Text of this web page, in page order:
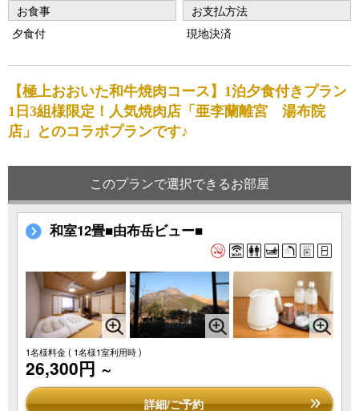
お食事
夕食付
お支払方法
現地決済
【極上おおいた和牛焼肉コース】1泊夕食付きプラン
1日3組様限定！人気焼肉店「亜李蘭離宮 湯布院
店」とのコラボプランです♪
このプランで選択できるお部屋
和室12畳■由布岳ビュー■
1名様料金( 1名様1室利用時 )
26,300円 ～
詳細/ご予約